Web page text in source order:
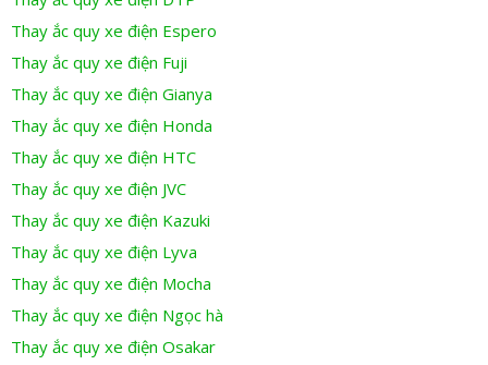
Thay ắc quy xe điện Espero
Thay ắc quy xe điện Fuji
Thay ắc quy xe điện Gianya
Thay ắc quy xe điện Honda
Thay ắc quy xe điện HTC
Thay ắc quy xe điện JVC
Thay ắc quy xe điện Kazuki
Thay ắc quy xe điện Lyva
Thay ắc quy xe điện Mocha
Thay ắc quy xe điện Ngọc hà
Thay ắc quy xe điện Osakar